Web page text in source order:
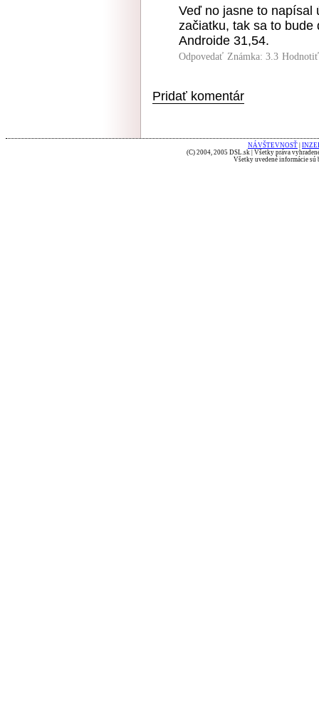
Veď no jasne to napísal
začiatku, tak sa to
Androide 31,54.
Odpovedať Známka: 3.3
Pridať komentár
NÁVŠTEVNOSŤ
(C) 2004, 2005 DSL.sk | Všetky práva
Všetky uvedené informácie sú